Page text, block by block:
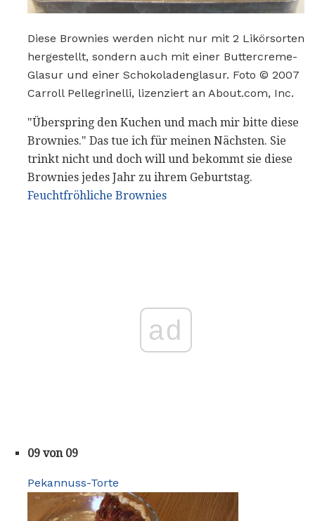
Diese Brownies werden nicht nur mit 2 Likörsorten
hergestellt, sondern auch mit einer Buttercreme-
Glasur und einer Schokoladenglasur. Foto © 2007
Carroll Pellegrinelli, lizenziert an About.com, Inc.
"Überspring den Kuchen und mach mir bitte diese
Brownies." Das tue ich für meinen Nächsten. Sie
trinkt nicht und doch will und bekommt sie diese
Brownies jedes Jahr zu ihrem Geburtstag.
Feuchtfröhliche Brownies
ad
09 von 09
Pekannuss-Torte